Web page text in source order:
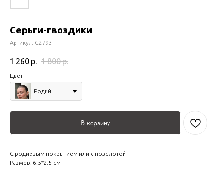
Серьги-гвоздики
Артикул: С2793
1 260 р. 1 800 р.
Цвет
Родий
В корзину
С родиевым покрытием или с позолотой
Размер: 6.5*2.5 см